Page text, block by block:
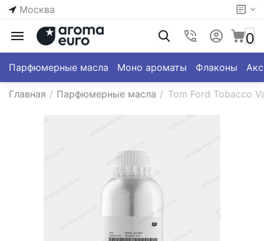
Москва
0
Парфюмерные масла Моно ароматы Флаконы
Главная / Парфюмерные масла / Tom Ford Tobacco